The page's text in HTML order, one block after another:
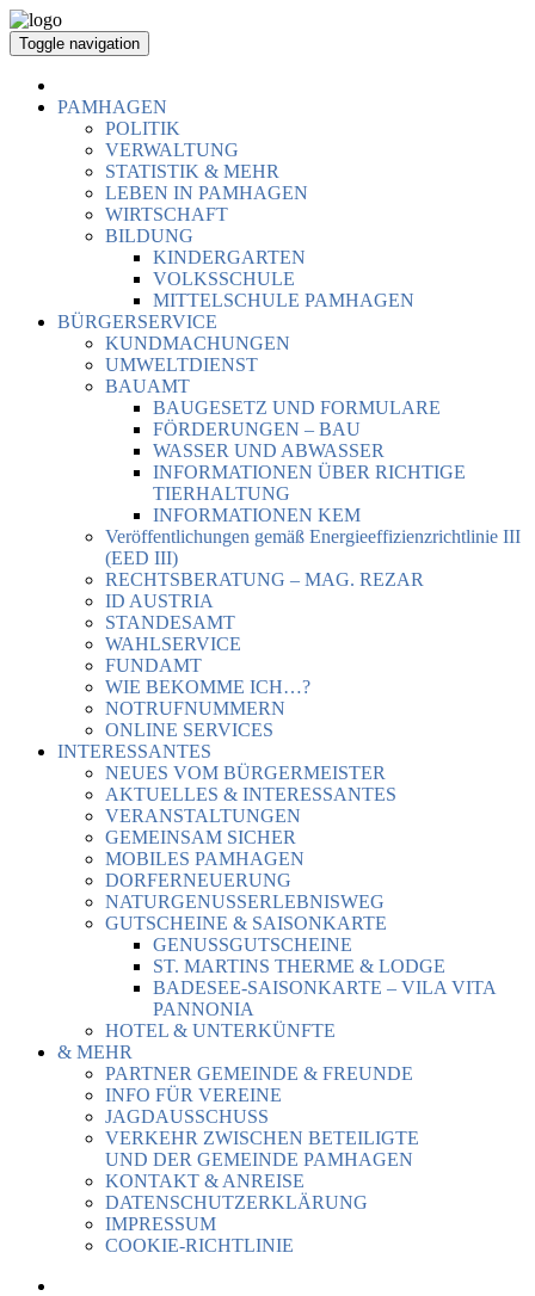
Toggle navigation
PAMHAGEN
POLITIK
VERWALTUNG
STATISTIK & MEHR
LEBEN IN PAMHAGEN
WIRTSCHAFT
BILDUNG
KINDERGARTEN
VOLKSSCHULE
MITTELSCHULE PAMHAGEN
BÜRGERSERVICE
KUNDMACHUNGEN
UMWELTDIENST
BAUAMT
BAUGESETZ UND FORMULARE
FÖRDERUNGEN – BAU
WASSER UND ABWASSER
INFORMATIONEN ÜBER RICHTIGE
TIERHALTUNG
INFORMATIONEN KEM
Veröffentlichungen gemäß Energieeffizienzrichtlinie III
(EED III)
RECHTSBERATUNG – MAG. REZAR
ID AUSTRIA
STANDESAMT
WAHLSERVICE
FUNDAMT
WIE BEKOMME ICH…?
NOTRUFNUMMERN
ONLINE SERVICES
INTERESSANTES
NEUES VOM BÜRGERMEISTER
AKTUELLES & INTERESSANTES
VERANSTALTUNGEN
GEMEINSAM SICHER
MOBILES PAMHAGEN
DORFERNEUERUNG
NATURGENUSSERLEBNISWEG
GUTSCHEINE & SAISONKARTE
GENUSSGUTSCHEINE
ST. MARTINS THERME & LODGE
BADESEE-SAISONKARTE – VILA VITA
PANNONIA
HOTEL & UNTERKÜNFTE
& MEHR
PARTNER GEMEINDE & FREUNDE
INFO FÜR VEREINE
JAGDAUSSCHUSS
VERKEHR ZWISCHEN BETEILIGTE
UND DER GEMEINDE PAMHAGEN
KONTAKT & ANREISE
DATENSCHUTZERKLÄRUNG
IMPRESSUM
COOKIE-RICHTLINIE